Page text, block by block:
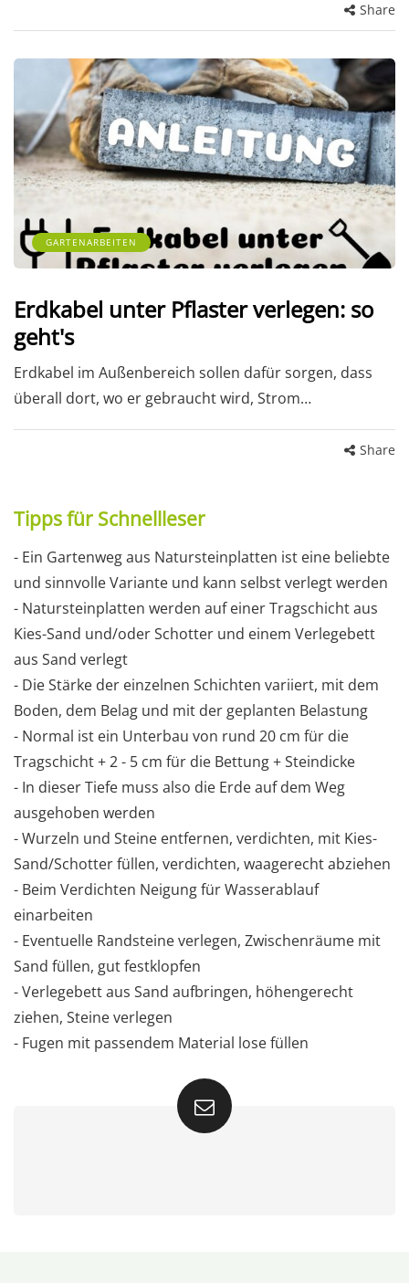
Share
GARTENARBEITEN
Erdkabel unter Pflaster verlegen: so
geht's
Erdkabel im Außenbereich sollen dafür sorgen, dass
überall dort, wo er gebraucht wird, Strom…
Share
Tipps für Schnellleser
- Ein Gartenweg aus Natursteinplatten ist eine beliebte
und sinnvolle Variante und kann selbst verlegt werden
- Natursteinplatten werden auf einer Tragschicht aus
Kies-Sand und/oder Schotter und einem Verlegebett
aus Sand verlegt
- Die Stärke der einzelnen Schichten variiert, mit dem
Boden, dem Belag und mit der geplanten Belastung
- Normal ist ein Unterbau von rund 20 cm für die
Tragschicht + 2 - 5 cm für die Bettung + Steindicke
- In dieser Tiefe muss also die Erde auf dem Weg
ausgehoben werden
- Wurzeln und Steine entfernen, verdichten, mit Kies-
Sand/Schotter füllen, verdichten, waagerecht abziehen
- Beim Verdichten Neigung für Wasserablauf
einarbeiten
- Eventuelle Randsteine verlegen, Zwischenräume mit
Sand füllen, gut festklopfen
- Verlegebett aus Sand aufbringen, höhengerecht
ziehen, Steine verlegen
- Fugen mit passendem Material lose füllen